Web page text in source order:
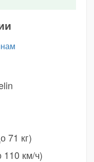
71 кг)
110 км/ч)